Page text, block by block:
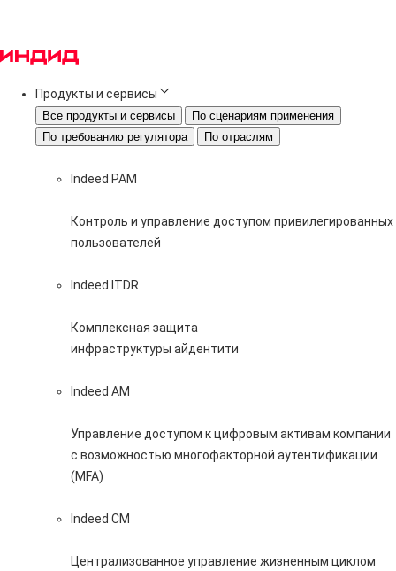
Продукты и сервисы
Все продукты и сервисы
По сценариям применения
По требованию регулятора
По отраслям
Indeed PAM
Контроль и управление доступом привилегированных
пользователей
Indeed ITDR
Комплексная защита
инфраструктуры айдентити
Indeed AM
Управление доступом к цифровым активам компании
с возможностью многофакторной аутентификации
(MFA)
Indeed CM
Централизованное управление жизненным циклом